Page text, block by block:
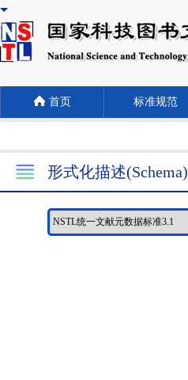
首页 标准规范
形式化描述(Schema)